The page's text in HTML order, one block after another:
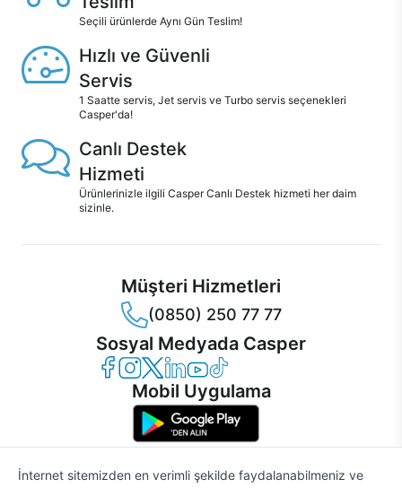
Seçili ürünlerde Aynı Gün Teslim!
Hızlı ve Güvenli
Servis
1 Saatte servis, Jet servis ve Turbo servis seçenekleri
Casper'da!
Canlı Destek
Hizmeti
Ürünlerinizle ilgili Casper Canlı Destek hizmeti her daim
sizinle.
Müşteri Hizmetleri
(0850) 250 77 77
Sosyal Medyada Casper
Casper Facebook
Casper Instagram
Casper Twitter
Casper LinkedIn
Casper YouTube
Casper TikTok
Mobil Uygulama
İnternet sitemizden en verimli şekilde faydalanabilmeniz ve